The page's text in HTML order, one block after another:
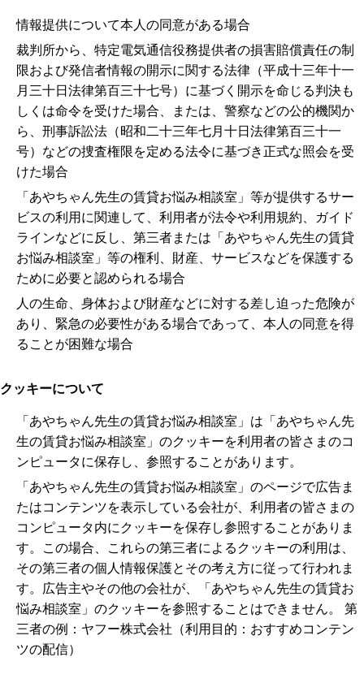
情報提供について本人の同意がある場合
裁判所から、特定電気通信役務提供者の損害賠償責任の制
限および発信者情報の開示に関する法律（平成十三年十一
月三十日法律第百三十七号）に基づく開示を命じる判決も
しくは命令を受けた場合、または、警察などの公的機関か
ら、刑事訴訟法（昭和二十三年七月十日法律第百三十一
号）などの捜査権限を定める法令に基づき正式な照会を受
けた場合
「あやちゃん先生の賃貸お悩み相談室」等が提供するサー
ビスの利用に関連して、利用者が法令や利用規約、ガイド
ラインなどに反し、第三者または「あやちゃん先生の賃貸
お悩み相談室」等の権利、財産、サービスなどを保護する
ために必要と認められる場合
人の生命、身体および財産などに対する差し迫った危険が
あり、緊急の必要性がある場合であって、本人の同意を得
ることが困難な場合
クッキーについて
「あやちゃん先生の賃貸お悩み相談室」は「あやちゃん先
生の賃貸お悩み相談室」のクッキーを利用者の皆さまのコ
ンピュータに保存し、参照することがあります。
「あやちゃん先生の賃貸お悩み相談室」のページで広告ま
たはコンテンツを表示している会社が、利用者の皆さまの
コンピュータ内にクッキーを保存し参照することがありま
す。この場合、これらの第三者によるクッキーの利用は、
その第三者の個人情報保護とその考え方に従って行われま
す。広告主やその他の会社が、「あやちゃん先生の賃貸お
悩み相談室」のクッキーを参照することはできません。 第
三者の例：ヤフー株式会社（利用目的：おすすめコンテン
ツの配信）